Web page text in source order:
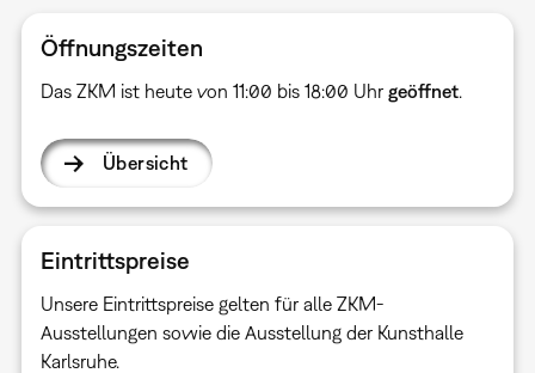
Öffnungszeiten
Das ZKM ist heute von 11:00 bis 18:00 Uhr geöffnet.
Übersicht
Eintrittspreise
Unsere Eintrittspreise gelten für alle ZKM-
Ausstellungen sowie die Ausstellung der Kunsthalle
Karlsruhe.